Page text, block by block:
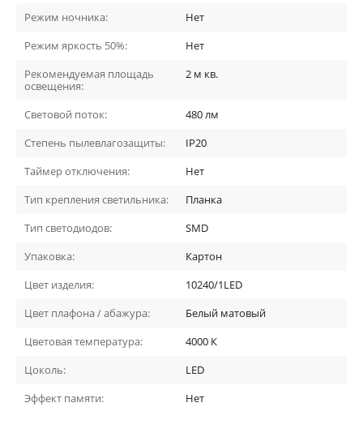
Режим ночника:
Нет
Режим яркость 50%:
Нет
Рекомендуемая площадь
освещения:
2 м кв.
Световой поток: 480лм
Степень пылевлагозащиты:
IP20
Таймер отключения:
Нет
Тип крепления светильника:
Планка
Тип светодиодов:
SMD
Упаковка:
Картон
Цвет изделия:
10240/1LED
Цвет плафона / абажура:
Белый матовый
Цветовая температура:
4000 К
Цоколь:
LED
Эффект памяти:
Нет